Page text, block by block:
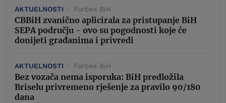
AKTUELNOSTI Forbes BiH
CBBiH zvanično aplicirala za pristupanje BiH
SEPA području - ovo su pogodnosti koje će
donijeti građanima i privredi
AKTUELNOSTI Forbes BiH
Bez vozača nema isporuka: BiH predložila
Briselu privremeno rješenje za pravilo 90/180
dana